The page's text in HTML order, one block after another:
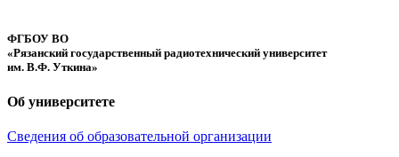
ФГБОУ ВО
«Рязанский государственный радиотехнический университет
им. В.Ф. Уткина»
Об университете
Сведения об образовательной организации